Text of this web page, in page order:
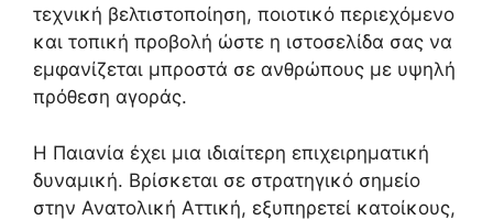
τεχνική βελτιστοποίηση, ποιοτικό περιεχόμενο
και τοπική προβολή ώστε η ιστοσελίδα σας να
εμφανίζεται μπροστά σε ανθρώπους με υψηλή
πρόθεση αγοράς.
Η Παιανία έχει μια ιδιαίτερη επιχειρηματική
δυναμική. Βρίσκεται σε στρατηγικό σημείο
στην Ανατολική Αττική, εξυπηρετεί κατοίκους,